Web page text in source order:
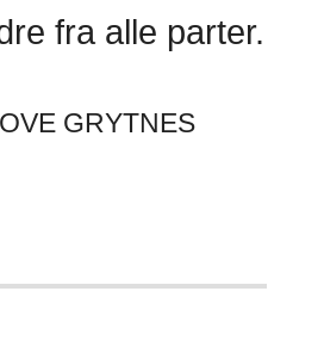
fra alle parter.
GRYTNES